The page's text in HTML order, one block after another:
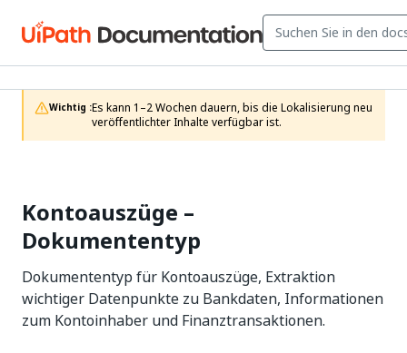
Wichtig :Es kann 1–2 Wochen dauern, bis die Lokalisierung neu
veröffentlichter Inhalte verfügbar ist.
Kontoauszüge –
Dokumententyp
Dokumententyp für Kontoauszüge, Extraktion
wichtiger Datenpunkte zu Bankdaten, Informationen
zum Kontoinhaber und Finanztransaktionen.